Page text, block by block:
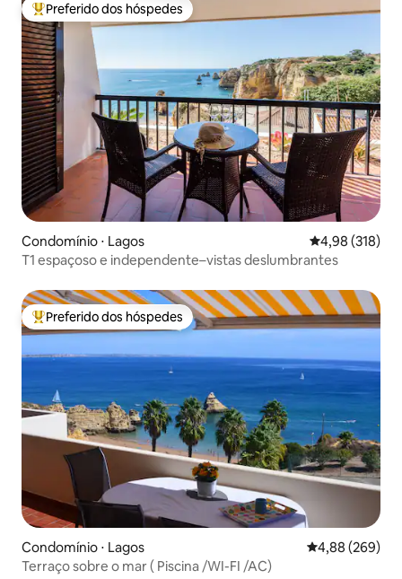
Entre os melhores preferidos dos hóspedes
Preferido dos hóspedes
Condomínio ⋅ Lagos 4,98 de uma
4,98 (318)
T1 espaçoso e independente–vistas deslumbrantes
Entre os melhores preferidos dos hóspedes
Preferido dos hóspedes
Condomínio ⋅ Lagos 4,88 de uma
4,88 (269)
Terraço sobre o mar ( Piscina /WI-FI /AC)